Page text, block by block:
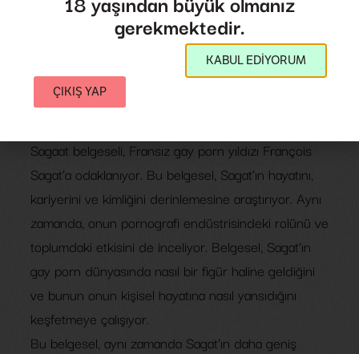
Sagat
Yönetmen:Jérome M. Oliveira,Pascal
Roche
2011,Fransa40',
Sagaat belgeseli, Fransız gay porn yıldızı François
Sagat’a odaklanıyor. Bu belgesel, Sagat’ın hayatını,
kariyerini ve kimliğini derinlemesine araştırıyor. Aynı
zamanda, onun pornografi endüstrisindeki rolünü ve
toplumdaki etkisini de inceliyor. Belgesel, Sagat’ın
gay porn dünyasında nasıl bir figür haline geldiğini
ve bunun onun kişisel hayatına nasıl yansıdığını
keşfetmeye çalışıyor.
Bu belgesel, aynı zamanda Sagat’ın daha geniş
gerekmektedir.
KABUL EDİYORUM
ÇIKIŞ YAP